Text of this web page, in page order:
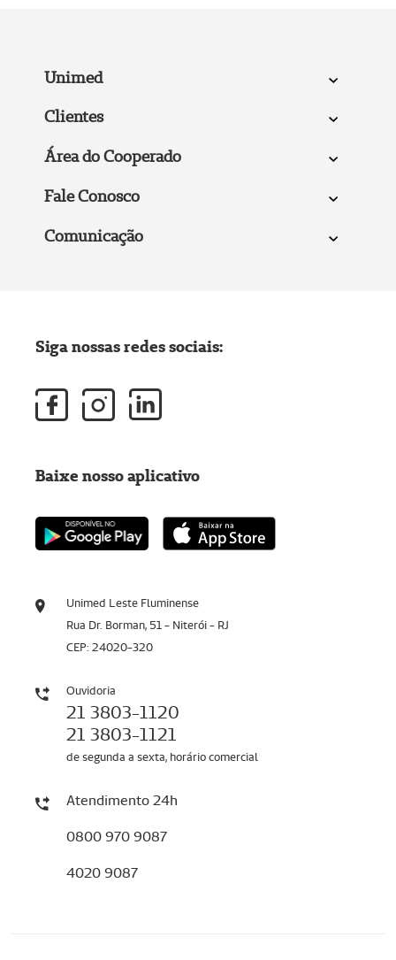
Unimed
Clientes
Área do Cooperado
Fale Conosco
Comunicação
Unimed Leste Fluminense
Rua Dr. Borman, 51 - Niterói - RJ
CEP: 24020-320
Ouvidoria
21 3803-1120
21 3803-1121
de segunda a sexta, horário comercial
Atendimento 24h
0800 970 9087
4020 9087
Siga nossas redes sociais:
Baixe nosso aplicativo